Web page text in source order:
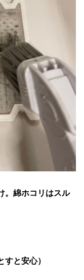
。綿ホコリはスル
と安心）